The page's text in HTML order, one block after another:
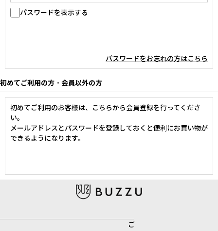
パスワードを表示する
パスワードをお忘れの方はこちら
初めてご利用の方・会員以外の方
初めてご利用のお客様は、こちらから会員登録を行ってくださ
い。
メールアドレスとパスワードを登録しておくと便利にお買い物が
できるようになります。
ご